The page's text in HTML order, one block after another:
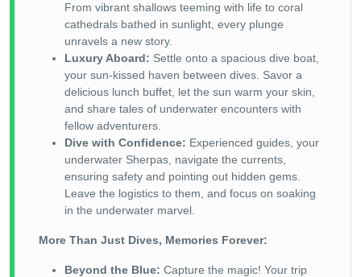
From vibrant shallows teeming with life to coral
cathedrals bathed in sunlight, every plunge
unravels a new story.
Luxury Aboard: Settle onto a spacious dive boat,
your sun-kissed haven between dives. Savor a
delicious lunch buffet, let the sun warm your skin,
and share tales of underwater encounters with
fellow adventurers.
Dive with Confidence: Experienced guides, your
underwater Sherpas, navigate the currents,
ensuring safety and pointing out hidden gems.
Leave the logistics to them, and focus on soaking
in the underwater marvel.
More Than Just Dives, Memories Forever:
Beyond the Blue: Capture the magic! Your trip